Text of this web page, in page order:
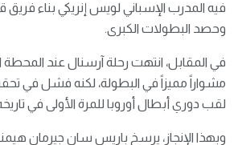
فيه المدرب الإسباني لويس إنريكي بناء فريق
وحصد البطولات الكبرى.
في المقابل، انتهت رحلة آرسنال عند المحطة
مشواراً مميزاً في البطولة، لكنه فشل في
لقب دوري أبطال أوروبا للمرة الأولى في
وبهذا الإنجاز، يرسخ باريس سان جيرمان